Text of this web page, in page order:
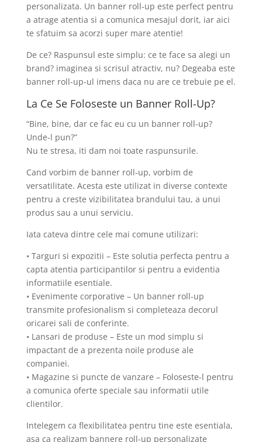
personalizata. Un banner roll-up este perfect pentru
a atrage atentia si a comunica mesajul dorit, iar aici
te sfatuim sa acorzi super mare atentie!
De ce? Raspunsul este simplu: ce te face sa alegi un
brand? imaginea si scrisul atractiv, nu? Degeaba este
banner roll-up-ul imens daca nu are ce trebuie pe el.
La Ce Se Foloseste un Banner Roll-Up?
“Bine, bine, dar ce fac eu cu un banner roll-up?
Unde-l pun?”
Nu te stresa, iti dam noi toate raspunsurile.
Cand vorbim de banner roll-up, vorbim de
versatilitate. Acesta este utilizat in diverse contexte
pentru a creste vizibilitatea brandului tau, a unui
produs sau a unui serviciu.
Iata cateva dintre cele mai comune utilizari:
• Targuri si expozitii – Este solutia perfecta pentru a
capta atentia participantilor si pentru a evidentia
informatiile esentiale.
• Evenimente corporative – Un banner roll-up
transmite profesionalism si completeaza decorul
oricarei sali de conferinte.
• Lansari de produse – Este un mod simplu si
impactant de a prezenta noile produse ale
companiei.
• Magazine si puncte de vanzare – Foloseste-l pentru
a comunica oferte speciale sau informatii utile
clientilor.
Intelegem ca flexibilitatea pentru tine este esentiala,
asa ca realizam bannere roll-up personalizate